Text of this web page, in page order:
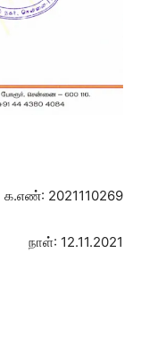
க.எண்: 2021110269
நாள்: 12.11.2021